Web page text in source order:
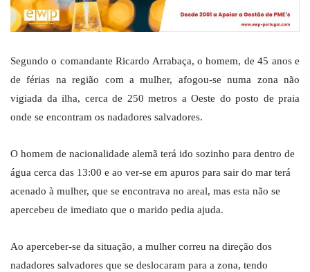
Segundo o comandante Ricardo Arrabaça, o homem, de 45 anos e
de férias na região com a mulher, afogou-se numa zona não
vigiada da ilha, cerca de 250 metros a Oeste do posto de praia
onde se encontram os nadadores salvadores.
O homem de nacionalidade alemã terá ido sozinho para dentro de
água cerca das 13:00 e ao ver-se em apuros para sair do mar terá
acenado à mulher, que se encontrava no areal, mas esta não se
apercebeu de imediato que o marido pedia ajuda.
Ao aperceber-se da situação, a mulher correu na direção dos
nadadores salvadores que se deslocaram para a zona, tendo